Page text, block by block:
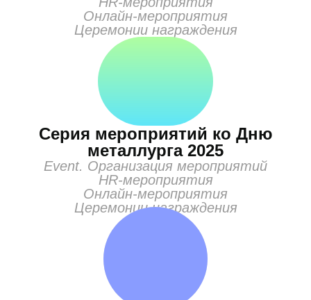
Онлайн-мероприятия
Церемонии награждения
Серия мероприятий ко Дню
металлурга 2025
Event. Организация мероприятий
HR-мероприятия
Онлайн-мероприятия
Церемонии награждения